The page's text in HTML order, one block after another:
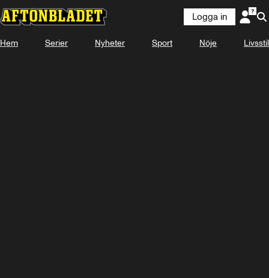
Logga in
Hem Serier Nyheter Sport Nöje Livsstil